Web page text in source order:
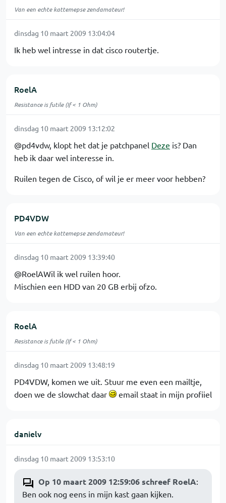
Van een echte kattemepse zendamateur!
dinsdag 10 maart 2009 13:04:04
Ik heb wel intresse in dat cisco routertje.
RoelA
Resistance is futile (If < 1 Ohm)
dinsdag 10 maart 2009 13:12:02
@pd4vdw, klopt het dat je patchpanel Deze is? Dan
heb ik daar wel interesse in.
Ruilen tegen de Cisco, of wil je er meer voor hebben?
PD4VDW
Van een echte kattemepse zendamateur!
dinsdag 10 maart 2009 13:39:40
@RoelAWil ik wel ruilen hoor.
Mischien een HDD van 20 GB erbij ofzo.
RoelA
Resistance is futile (If < 1 Ohm)
dinsdag 10 maart 2009 13:48:19
PD4VDW, komen we uit. Stuur me even een mailtje,
doen we de slowchat daar
email staat in mijn profiiel
danielv
dinsdag 10 maart 2009 13:53:10
Op 10 maart 2009 12:59:06 schreef RoelA:
Ben ook nog eens in mijn kast gaan kijken.